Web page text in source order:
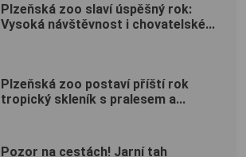
Plzeňská zoo slaví úspěšný rok:
Vysoká návštěvnost i chovatelské...
Plzeňská zoo postaví příští rok
tropický skleník s pralesem a...
Pozor na cestách! Jarní tah